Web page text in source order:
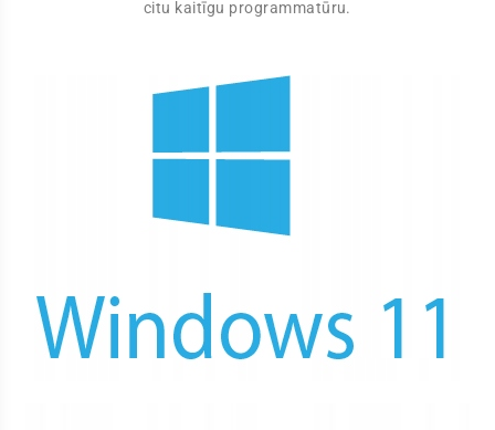
citu kaitīgu programmatūru.